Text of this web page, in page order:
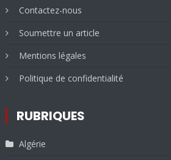
Contactez-nous
Soumettre un article
Mentions légales
Politique de confidentialité
RUBRIQUES
Algérie